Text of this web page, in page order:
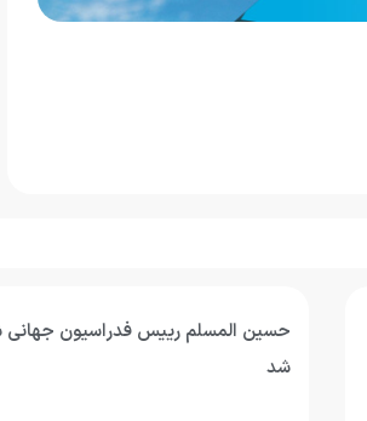
حسین المسلم رییس فدراسیون جهانی
شد